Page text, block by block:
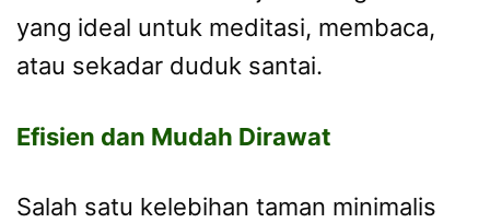
yang ideal untuk meditasi, membaca,
atau sekadar duduk santai.
Efisien dan Mudah Dirawat
Salah satu kelebihan taman minimalis